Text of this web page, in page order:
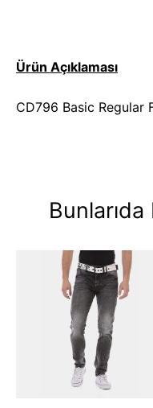
Ürün Açıklaması
CD796 Basic Regular